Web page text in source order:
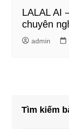
LALAL AI
chuyên
admin
Tìm kiếm